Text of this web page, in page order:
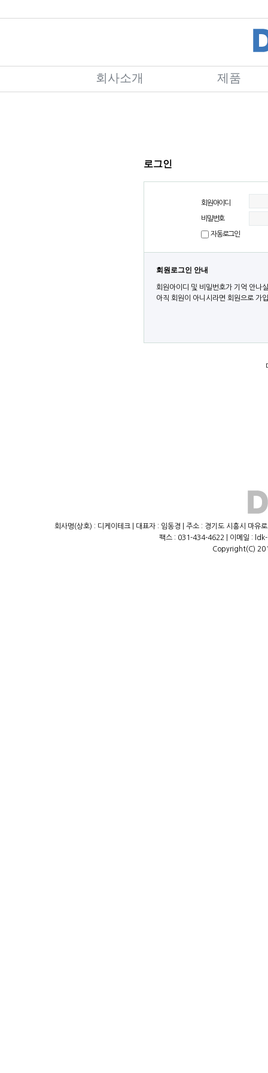
회사소개 제품
로그인
회원아이디
비밀번호
자동로그인
회원로그인 안내
회원아이디 및 비밀번호가 기억 안나
아직 회원이 아니시라면 회원으로 가
회사명(상호) : 디케이테크 | 대표자 : 임동경 | 주소 : 경기도 시흥시 마
팩스 : 031-434-4622 | 이메일 :
Copyright(C)